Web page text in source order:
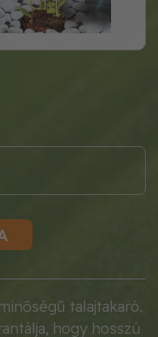
talajtakaró.
hogy hosszú